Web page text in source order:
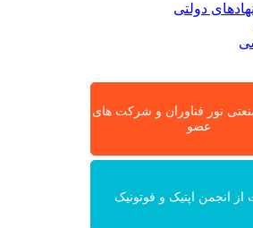
دولتی
نور فناوران و شرکت های
عضو
انجمن اپتیک و فوتونیک